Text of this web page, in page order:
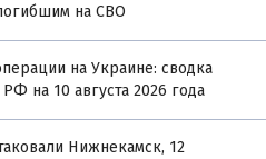
на СВО
на Украине: сводка
на 10 августа 2026 года
Нижнекамск, 12